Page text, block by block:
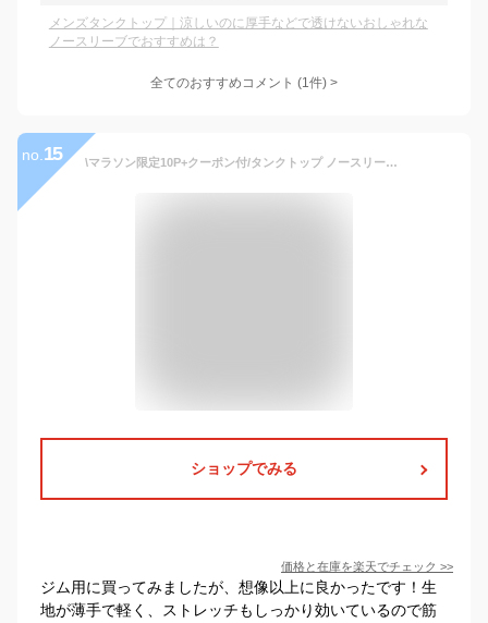
メンズタンクトップ｜涼しいのに厚手などで透けないおしゃれな
ノースリーブでおすすめは？
全てのおすすめコメント (1件) >
no. 15 \マラソン限定10P+クーポン付/タンクトップ ノースリーブ メンズ トレーニングウェア 吸汗速乾 薄手 肌着 ストレッチ 通気 筋トレ フィットネス ジム 夏 BXT3 あす楽指定可能 送料無料
ショップでみる
価格と在庫を楽天でチェック >>
ジム用に買ってみましたが、想像以上に良かったです！生
地が薄手で軽く、ストレッチもしっかり効いているので筋